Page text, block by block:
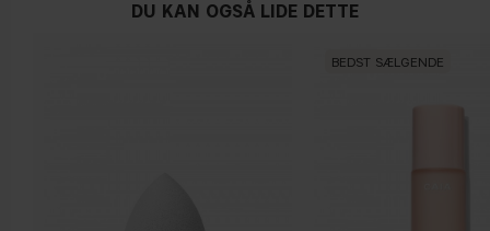
DU KAN OGSÅ LIDE DETTE
BEDST SÆLGENDE